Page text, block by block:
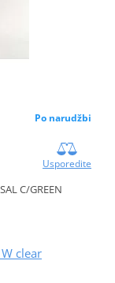
Po narudžbi
Usporedite
C/GREEN
clear